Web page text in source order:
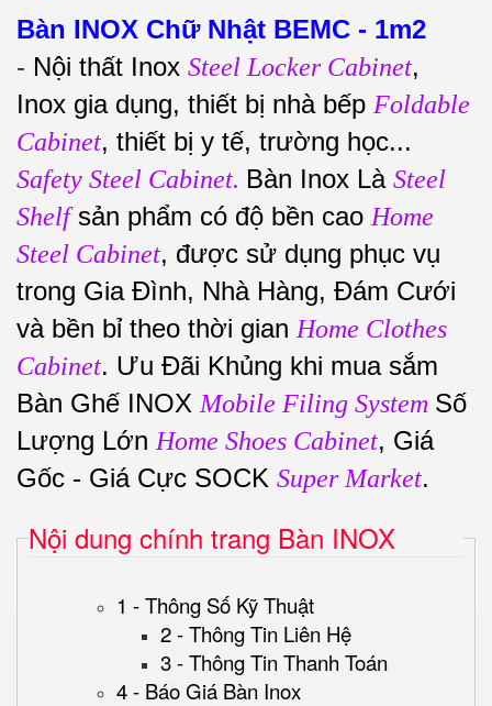
Bàn INOX Chữ Nhật BEMC - 1m2
- Nội thất Inox Steel Locker Cabinet,
Inox gia dụng, thiết bị nhà bếp Foldable
Cabinet, thiết bị y tế, trường học...
Safety Steel Cabinet. Bàn Inox Là Steel
Shelfsản phẩm có độ bền cao Home
Steel Cabinet, được sử dụng phục vụ
trong Gia Đình, Nhà Hàng, Đám Cưới
và bền bỉ theo thời gian Home Clothes
Cabinet. Ưu Đãi Khủng khi mua sắm
Bàn Ghế INOX Mobile Filing System Số
Lượng Lớn Home Shoes Cabinet, Giá
Gốc - Giá Cực SOCK Super Market.
Nội dung chính trang Bàn INOX
1 - Thông Số Kỹ Thuật
2 - Thông Tin Liên Hệ
3 - Thông Tin Thanh Toán
4 - Báo Giá Bàn Inox